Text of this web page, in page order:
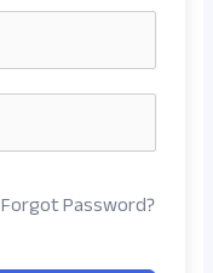
Forgot Password?